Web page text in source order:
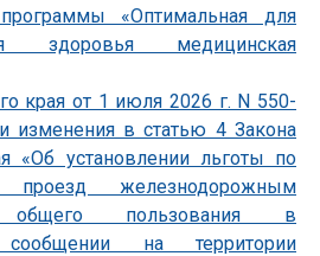
«Оптимальная для
здоровья медицинская
края от 1 июля 2026 г. N 550-
изменения в статью 4 Закона
«Об установлении льготы по
железнодорожным
общего пользования в
сообщении на территории